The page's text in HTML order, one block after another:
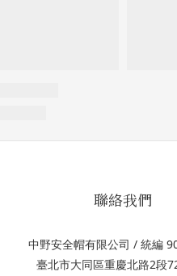
聯絡我們
中野安全帽有限公司 / 統編
臺北市大同區重慶北路2段